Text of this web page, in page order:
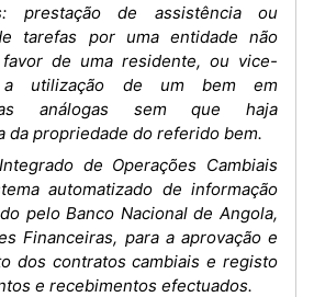
prestação de assistência ou
tarefas por uma entidade não
de uma residente, ou vice-
utilização de um bem em
análogas sem que haja
da propriedade do referido bem.
de Operações Cambiais
automatizado de informação
pelo Banco Nacional de Angola,
Financeiras, para a aprovação e
dos contratos cambiais e registo
e recebimentos efectuados.